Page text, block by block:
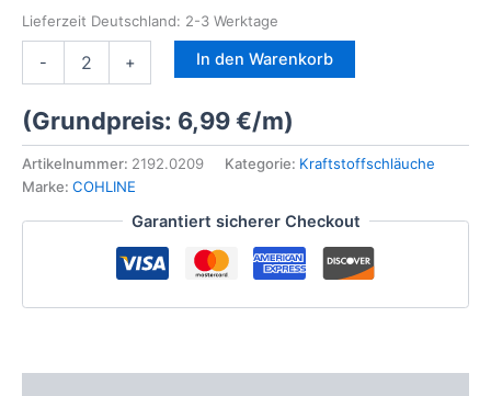
Lieferzeit Deutschland: 2-3 Werktage
-
3,2
mm
Unterdruck
Rücklauf
Einspritzdüse
Menge
+ In den Warenkorb
(Grundpreis: 6,99€/m)
Artikelnummer: 2192.0209 Kategorie: Kraftstoffschläuche
Marke: COHLINE
Garantiert sicherer Checkout